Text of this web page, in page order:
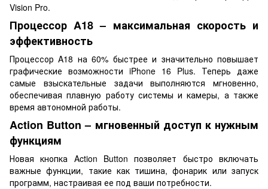
Vision Pro.
Процессор A18 – максимальная скорость и
эффективность
Процессор A18 на 60% быстрее и значительно повышает
графические возможности iPhone 16 Plus. Теперь даже
самые взыскательные задачи выполняются мгновенно,
обеспечивая плавную работу системы и камеры, а также
время автономной работы.
Action Button – мгновенный доступ к нужным
функциям
Новая кнопка Action Button позволяет быстро включать
важные функции, такие как тишина, фонарик или запуск
программ, настраивая ее под ваши потребности.